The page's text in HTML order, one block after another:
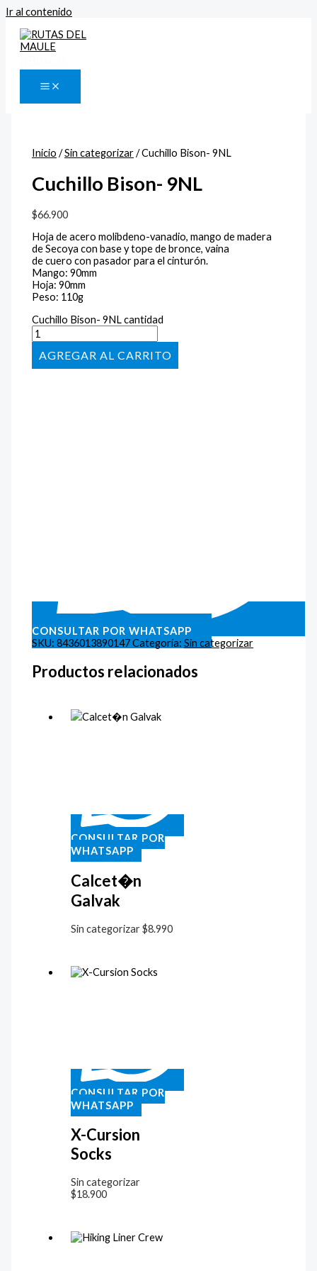
Ir al contenido
Inicio /Sin categorizar/ Cuchillo Bison- 9NL
Cuchillo Bison- 9NL
$66.900
Hoja de acero molibdeno-vanadio, mango de madera
de Secoya con base y tope de bronce, vaina
de cuero con pasador para el cinturón.
Mango: 90mm
Hoja: 90mm
Peso: 110g
Cuchillo Bison- 9NL cantidad
AÑADIR AL CARRITO
CONSULTAR POR WHATSAPP
SKU:8436013890147Categoría:Sin categorizar
Productos relacionados
CONSULTAR POR
WHATSAPP
Calcet�n
Galvak
Sin categorizar$8.990
CONSULTAR POR
WHATSAPP
X-Cursion
Socks
Sin categorizar
$18.900